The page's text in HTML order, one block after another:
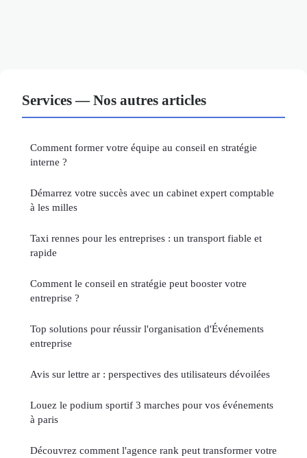
Services — Nos autres articles
Comment former votre équipe au conseil en stratégie
interne ?
Démarrez votre succès avec un cabinet expert comptable
à les milles
Taxi rennes pour les entreprises : un transport fiable et
rapide
Comment le conseil en stratégie peut booster votre
entreprise ?
Top solutions pour réussir l'organisation d'Événements
entreprise
Avis sur lettre ar : perspectives des utilisateurs dévoilées
Louez le podium sportif 3 marches pour vos événements
à paris
Découvrez comment l'agence rank peut transformer votre